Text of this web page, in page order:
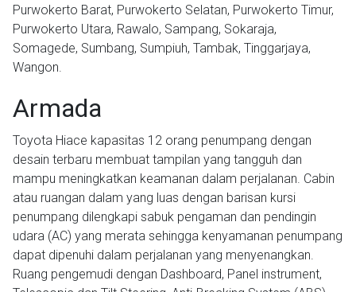
Purwokerto Barat, Purwokerto Selatan, Purwokerto Timur,
Purwokerto Utara, Rawalo, Sampang, Sokaraja,
Somagede, Sumbang, Sumpiuh, Tambak, Tinggarjaya,
Wangon.
Armada
Toyota Hiace kapasitas 12 orang penumpang dengan
desain terbaru membuat tampilan yang tangguh dan
mampu meningkatkan keamanan dalam perjalanan. Cabin
atau ruangan dalam yang luas dengan barisan kursi
penumpang dilengkapi sabuk pengaman dan pendingin
udara (AC) yang merata sehingga kenyamanan penumpang
dapat dipenuhi dalam perjalanan yang menyenangkan.
Ruang pengemudi dengan Dashboard, Panel instrument,